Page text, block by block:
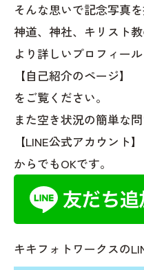
そんな思いで記念写真を
神道、神社、キリスト
より詳しいプロフィー
【自己紹介のページ】
をご覧ください。
また空き状況の簡単な
【LINE公式アカウント】
からでもOKです。
キキフォトワークスの